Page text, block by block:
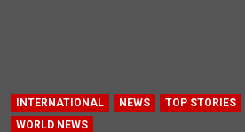
INTERNATIONAL NEWS
TOP STORIES
WORLD NEWS